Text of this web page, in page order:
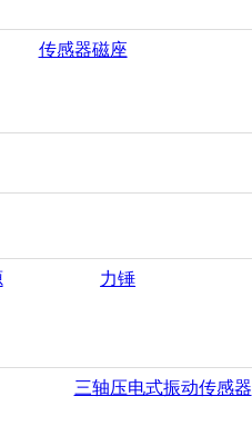
传感器磁座
力锤
三轴压电式振动传感器